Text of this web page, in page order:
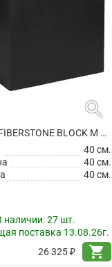
search
КАШПО FIBERSTONE BLOCK M BLACK
40 см.
40 см.
40 см.
наличии:27 шт.
поставка 13.08.26г.
26 325 ₽
shopping_cart